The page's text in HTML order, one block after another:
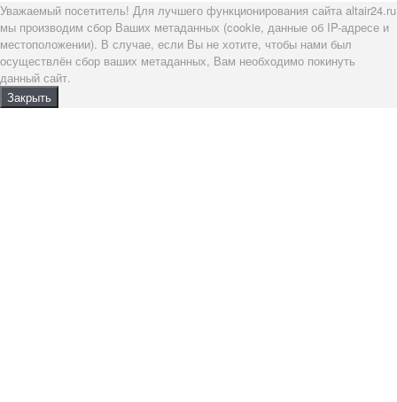
Уважаемый посетитель! Для лучшего функционирования сайта altair24.ru
мы производим сбор Ваших метаданных (cookie, данные об IP-адресе и
местоположении). В случае, если Вы не хотите, чтобы нами был
осуществлён сбор ваших метаданных, Вам необходимо покинуть
данный сайт.
Закрыть